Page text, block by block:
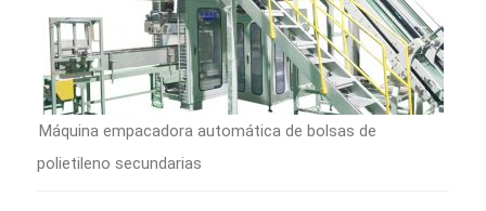
Máquina empacadora automática de bolsas de
polietileno secundarias